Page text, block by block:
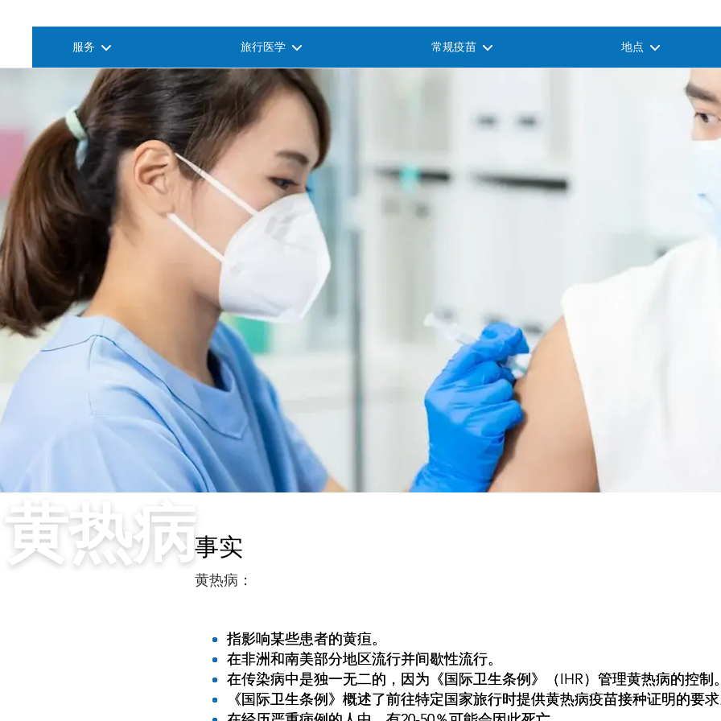
服务 旅行医学 常规疫苗 地点
黄热病事实
黄热病：
指影响某些患者的黄疸。
在非洲和南美部分地区流行并间歇性流行。
在传染病中是独一无二的，因为《国际卫生条例》（IHR）管理黄热病的控制
《国际卫生条例》概述了前往特定国家旅行时提供黄热病疫苗接种证明的要